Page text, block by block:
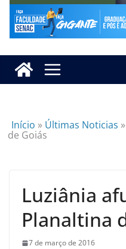
Início » Últimas Noticias »
de Goiás
Luziânia
Planaltina
7 de março de 2016